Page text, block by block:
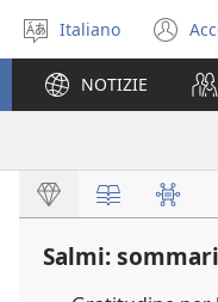
Seleziona
la
lingua
Italiano
NOTIZIE
Salmi: